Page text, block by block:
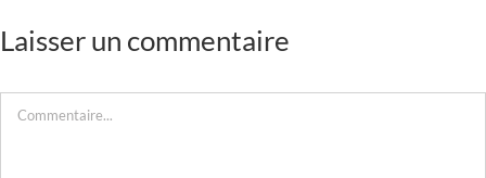
Laisser un commentaire